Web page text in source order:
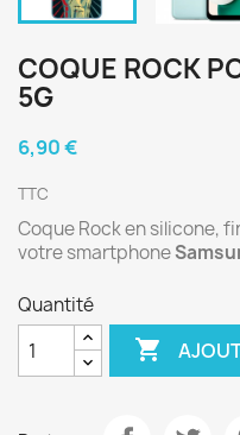
COQUE ROCK
5G
6,90 €
TTC
Coque Rock en silicone,
votre smartphone
Quantité
